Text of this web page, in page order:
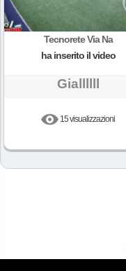
Tecnorete Via Na
ha inserito il video
Giallllll
15 visualizzazioni